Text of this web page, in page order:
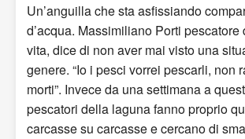
Un’anguilla che sta asfissiando
d’acqua. Massimiliano Porti
vita, dice di non aver mai visto una
genere. “Io i pesci vorrei pescarli, non
morti”. Invece da una settimana a
pescatori della laguna fanno proprio
carcasse su carcasse e cercano di